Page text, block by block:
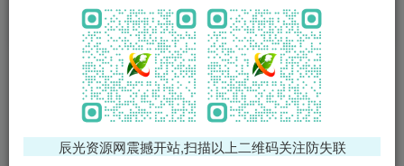
VIP特权介绍
火
VIP特权介绍
影视源码
影视源码
免费领支付宝红包
腾讯轻量4核4G3M服务器38元/
辰光资源网震撼开站,扫描以上二维码关注防失联